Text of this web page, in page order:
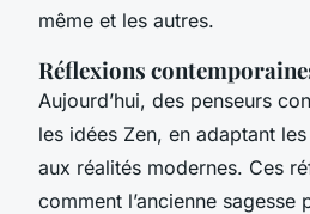
même et les autres.
Réflexions
Aujourd’hui, des penseurs
les idées Zen, en adaptant les
aux réalités modernes. Ces
comment l’ancienne sagesse